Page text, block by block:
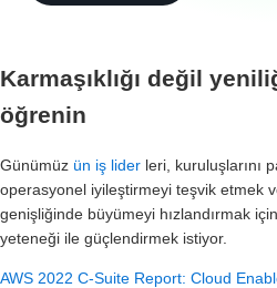
Karmaşıklığı değil
öğrenin
Günümüz ün iş lider leri, kuruluşlarını
operasyonel iyileştirmeyi teşvik etmek
genişliğinde büyümeyi hızlandırmak
yeteneği ile güçlendirmek istiyor.
AWS 2022 C-Suite Report: Cloud